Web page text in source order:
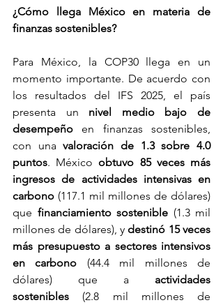
¿Cómo llega México en materia de
finanzas sostenibles?
Para México, la COP30 llega en un
momento importante. De acuerdo con
los resultados del IFS 2025, el país
presenta un nivel medio bajo de
desempeño en finanzas sostenibles,
con una valoración de 1.3 sobre 4.0
puntos. México obtuvo 85 veces más
ingresos de actividades intensivas en
carbono (117.1 mil millones de dólares)
que financiamiento sostenible (1.3 mil
millones de dólares), y destinó 15 veces
más presupuesto a sectores intensivos
en carbono (44.4 mil millones de
dólares) que a actividades
sostenibles (2.8 mil millones de